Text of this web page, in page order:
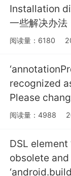
Installation
一些解决办法
阅读量：6180
recognized
Please
阅读量：4988
DSL element
obsolete